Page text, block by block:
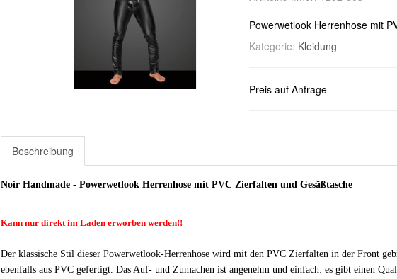
Powerwetlook Herrenhose mit
Kategorie: Kleidung
Preis auf Anfrage
Beschreibung
Noir Handmade - Powerwetlook Herrenhose mit PVC Zierfalten und Gesäßtasche
Kann nur direkt im Laden erworben werden!!
Der klassische Stil dieser Powerwetlook-Herrenhose wird mit den PVC Zierfalten in der Front
ebenfalls aus PVC gefertigt. Das Auf- und Zumachen ist angenehm und einfach: es gibt einen